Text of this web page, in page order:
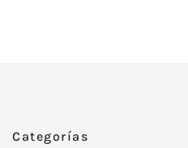
Categorías